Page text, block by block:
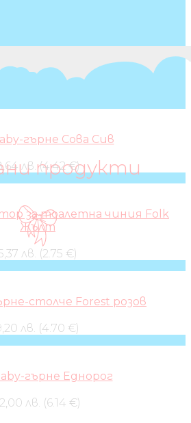
продукти
гърне Сова Сив
лв. (4.42 €)
за тоалетна чиния Folk
Жълт
лв. (2.75 €)
столче Forest розов
лв. (4.70 €)
гърне Еднорог
лв. (6.14 €)